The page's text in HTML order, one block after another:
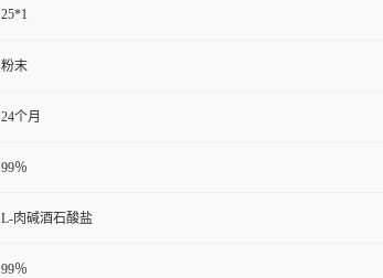
25*1
粉末
24个月
99％
L-肉碱酒石酸盐
99％